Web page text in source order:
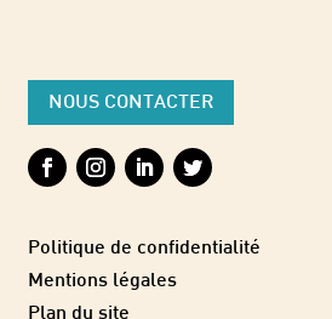
NOUS CONTACTER
Politique de confidentialité
Mentions légales
Plan du site